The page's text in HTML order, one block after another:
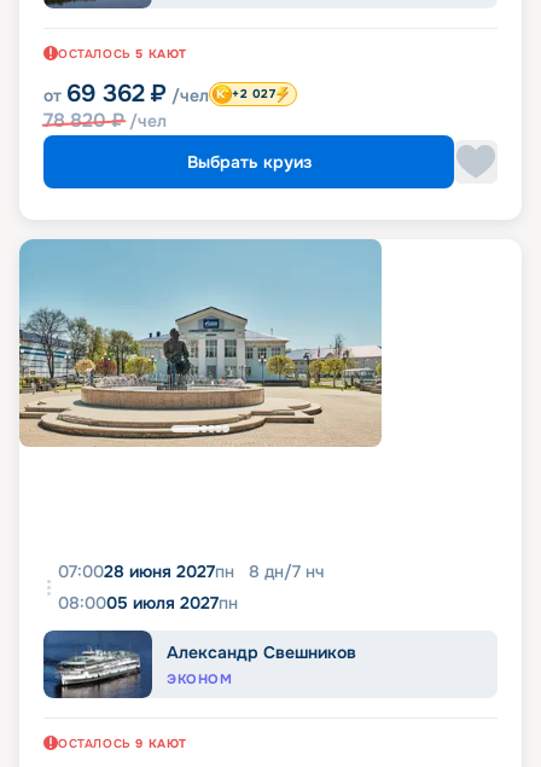
ОСТАЛОСЬ 5 КАЮТ
от 69 362 ₽ /чел
78 820₽ /чел
+2 027
Выбрать круиз
07:0028 июня 2027пн 8 дн/7 нч
08:0005 июля 2027пн
Александр Свешников
ЭКОНОМ
ОСТАЛОСЬ 9 КАЮТ